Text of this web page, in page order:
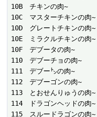
10B　チキンの肉~
10C　マスターチキンの肉~
10D　グレートチキンの肉~
10E　ミラクルチキンの肉~
10F　デブータの肉~
110　デブーチョの肉~
111　デブー㌧の肉~
112　デブーゴンの肉~
113　とおせんりゅうの肉~
114　ドラゴンヘッドの肉~
115　スルードラゴンの肉~